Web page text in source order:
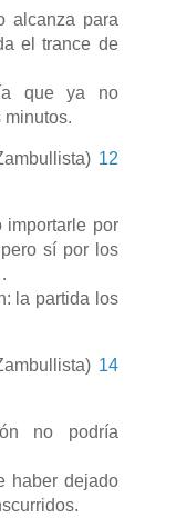
alcanza para
el trance de
que ya no
12
por
sí por los
la partida los
14
no podría
haber dejado